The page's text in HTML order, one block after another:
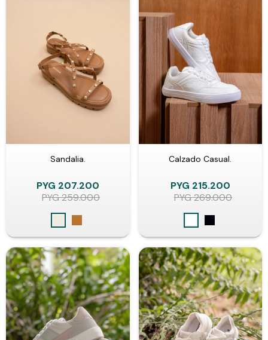
Sandalia.
PYG 207.200
PYG259.000
Calzado Casual.
PYG 215.200
PYG269.000